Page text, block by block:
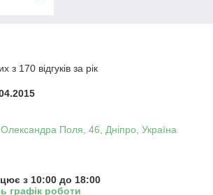
з 170 відгуків за рік
Поля, 46, Дніпро, Україна
з 10:00 до 18:00
графік роботи